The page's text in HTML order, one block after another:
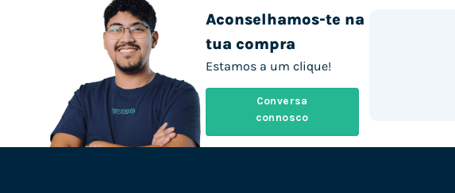
Aconselhamos-te na
tua compra
Estamos a um clique!
Conversa
connosco